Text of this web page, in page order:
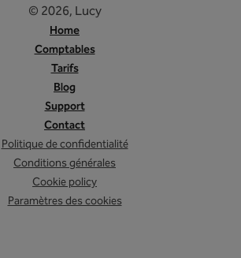
© 2026, Lucy
Home
Comptables
Tarifs
Blog
Support
Contact
Politique de confidentialité
Conditions générales
Cookie policy
Paramètres des cookies